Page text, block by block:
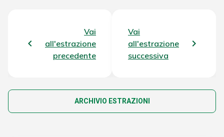
Vai
all'estrazione
precedente
Vai
all'estrazione
successiva
ARCHIVIO ESTRAZIONI